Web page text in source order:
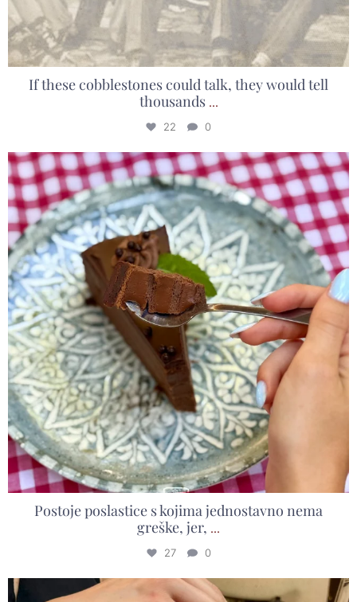
If these cobblestones could talk, they would tell
thousands ...
22 0
Postoje poslastice s kojima jednostavno nema...
27 0
Postoje poslastice s kojima jednostavno nema
greške, jer, ...
27 0
Spoj mediteranskog mora i skadarske kaldrme. 🐟 ...